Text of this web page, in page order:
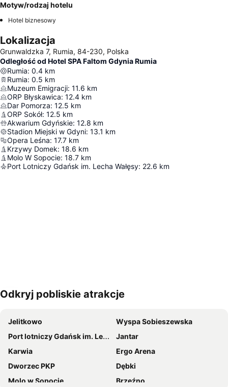
Motyw/rodzaj hotelu
Hotel biznesowy
Lokalizacja
Grunwaldzka 7, Rumia, 84-230, Polska
Odległość od Hotel SPA Faltom Gdynia Rumia
Rumia: 0.4 km
Rumia: 0.5 km
Muzeum Emigracji: 11.6 km
ORP Błyskawica: 12.4 km
Dar Pomorza: 12.5 km
ORP Sokół: 12.5 km
Akwarium Gdyńskie: 12.8 km
Stadion Miejski w Gdyni: 13.1 km
Opera Leśna: 17.7 km
Krzywy Domek: 18.6 km
Molo W Sopocie: 18.7 km
Port Lotniczy Gdańsk im. Lecha Wałęsy: 22.6 km
Powiększ mapę
Odkryj pobliskie atrakcje
Jelitkowo
Wyspa Sobieszewska
Port lotniczy Gdańsk im. Lecha Wałęsy
Jantar
Karwia
Ergo Arena
Dworzec PKP
Dębki
Molo w Sopocie
Brzeźno